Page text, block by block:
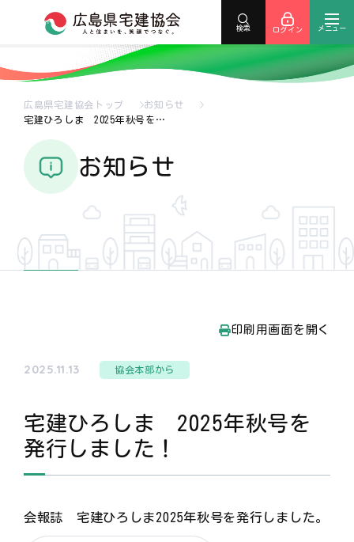
検索 ログイン メニュー
広島県宅建協会トップ
お知らせ
宅建ひろしま 2025年秋号を…
お知らせ
印刷用画面を開く
2025.11.13 協会本部から
宅建ひろしま 2025年秋号を
発行しました！
会報誌 宅建ひろしま2025年秋号を発行しました。